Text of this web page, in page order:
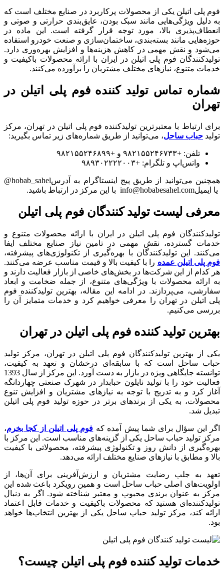
فوم پلی اتیلن یکی از محصولات پرکاربرد در صنایع مختلف است که
به دلیل ویژگی‌هایی مانند سبک بودن، عایق‌بندی حرارتی و صوتی و
انعطاف‌پذیری بالا، مورد توجه قرار گرفته است. این ماده در
حوزه‌هایی مانند بسته‌بندی، ساختمان‌سازی و صنعت خودرو استفاده
می‌شود و نقش مهمی در کاهش هزینه‌ها و افزایش بهره‌وری دارد.
تولیدکنندگان فوم پلی اتیلن در ایران با ارائه محصولات باکیفیت و
خدمات متنوع، نیازهای مختلف مشتریان را برآورده می‌کنند.
شماره تماس تولید کننده فوم پلی اتیلن در
تهران
برای ارتباط با معتبرترین تولیدکننده فوم پلی اتیلن در تهران، مرکز
تولید حباب ساحل، می‌توانید از طریق شماره‌های زیر تماس بگیرید:
تلفن: +۹۸۲۱۵۵۲۴۶۷۳۳ و +۹۸۲۱۵۵۲۴۶۸۹۹
واتس‌اپ و تلگرام: +۹۸۹۳۰۲۲۲۲۰۰۳
همچنین می‌توانید از طریق پیج اینستاگرام به آدرسhobab_sahel@
یا ایمیلinfo@hobabesahel.com با این مرکز در ارتباط باشید.
معرفی لیست تولید کنندگان فوم پلی اتیلن
تولیدکنندگان فوم پلی اتیلن در ایران با ارائه محصولات متنوع و
خدمات گسترده، نقش مهمی در تامین نیاز صنایع مختلف ایفا
می‌کنند. این تولیدکنندگان با بهره‌گیری از تکنولوژی‌های پیشرفته،
فوم پلی اتیلن عمده را با کیفیت بالا و قیمت مناسب عرضه می‌کنند.
هر کدام از این شرکت‌ها در بخش‌های خاصی از بازار فعالیت دارند و
به ارائه محصولات با ویژگی‌های متنوع، از جمله ضخامت و ابعاد
سفارشی، می‌پردازند. در ادامه این مقاله، بهترین تولیدکننده فوم
پلی اتیلن در تهران را معرفی خواهیم کرد و خدمات متمایز آن‌ را
بررسی می‌کنیم.
بهترین تولید کننده فوم پلی اتیلن در تهران
یکی از بهترین تولیدکنندگان فوم پلی اتیلن در تهران، مرکز تولید
حباب ساحل است که با سابقه‌ای درخشان و تعهد به کیفیت،
توانسته جایگاهی ویژه در بازار به دست آورد. این مرکز از سال 1393
فعالیت خود را با تولید نایلون حبابدار در شهرک صنعتی چهاردانگه
آغاز کرد و به تدریج با توجه به نیازهای مشتریان و افزایش تنوع
محصولات، به یکی از برندهای برتر در حوزه تولید فوم پلی اتیلن
تبدیل شد.
اگر این سؤال برای شما پیش آمده که فوم پلی اتیلن از کجا بخرم،
مرکز تولید حباب ساحل یکی از گزینه‌های مناسب است. این مرکز با
بهره‌گیری از دانش روز و تکنولوژی پیشرفته، محصولاتی با کیفیت
بالا و مطابق با نیازهای صنایع مختلف ارائه می‌دهد.
تعهد به جلب رضایت مشتریان و ارزش‌آفرینی برای آن‌ها، از
اولویت‌های اصلی حباب ساحل است و همین رویکرد باعث شده این
مرکز به عنوان برندی محبوب و معتبر شناخته شود. اگر به دنبال
تولیدکننده‌ای هستید که محصولات باکیفیت و خدمات قابل اعتماد
ارائه کند، مرکز تولید حباب ساحل یکی از بهترین انتخاب‌ها خواهد
بود.
خدمات تولید کننده فوم پلی اتیلن چیست؟